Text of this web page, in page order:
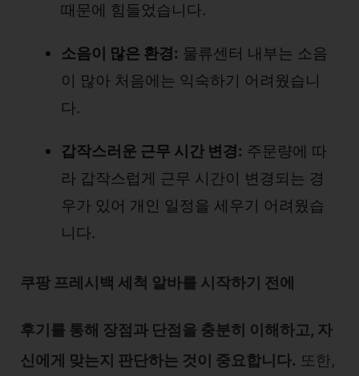
때문에 힘들었습니다.
소음이 많은 환경: 물류센터 내부는 소음
이 많아 처음에는 익숙하기 어려웠습니
다.
갑작스러운 근무 시간 변경: 주문량에 따
라 갑작스럽게 근무 시간이 변경되는 경
우가 있어 개인 일정을 세우기 어려웠습
니다.
쿠팡 프레시백 세척 알바를 시작하기 전에
후기를 통해 장점과 단점을 충분히 이해하고, 자
신에게 맞는지 판단하는 것이 중요합니다. 또한,